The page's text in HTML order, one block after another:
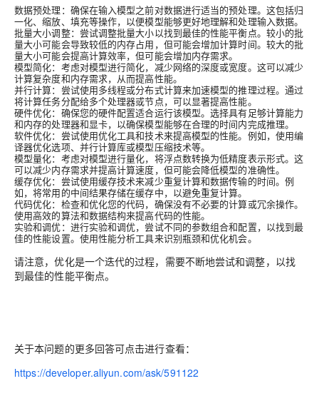
数据预处理：确保在输入模型之前对数据进行适当的预处理。这包括归
一化、缩放、填充等操作，以便模型能够更好地理解和处理输入数据。
批量大小调整：尝试调整批量大小以找到最佳的性能平衡点。较小的批
量大小可能会导致较低的内存占用，但可能会增加计算时间。较大的批
量大小可能会提高计算效率，但可能会增加内存需求。
模型简化：考虑对模型进行简化，减少网络的深度或宽度。这可以减少
计算复杂度和内存需求，从而提高性能。
并行计算：尝试使用多线程或分布式计算来加速模型的推理过程。通过
将计算任务分配给多个处理器或节点，可以显著提高性能。
硬件优化：确保您的硬件配置适合运行该模型。选择具有足够计算能力
和内存的处理器和显卡，以确保模型能够在合理的时间内完成推理。
软件优化：尝试使用优化工具和技术来提高模型的性能。例如，使用编
译器优化选项、并行计算库或模型压缩技术等。
模型量化：考虑对模型进行量化，将浮点数转换为低精度表示形式。这
可以减少内存需求并提高计算速度，但可能会降低模型的准确性。
缓存优化：尝试使用缓存技术来减少重复计算和数据传输的时间。例
如，将常用的中间结果存储在缓存中，以避免重复计算。
代码优化：检查和优化您的代码，确保没有不必要的计算或冗余操作。
使用高效的算法和数据结构来提高代码的性能。
实验和调优：进行实验和调优，尝试不同的参数组合和配置，以找到最
佳的性能设置。使用性能分析工具来识别瓶颈和优化机会。
请注意，优化是一个迭代的过程，需要不断地尝试和调整，以找
到最佳的性能平衡点。
关于本问题的更多回答可点击进行查看：
https://developer.aliyun.com/ask/591122